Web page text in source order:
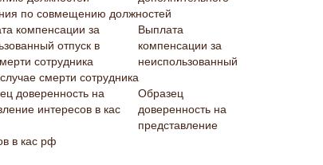
по совмещению должностей
Выплата
компенсации за
неиспользованный
смерти сотрудника
Образец
доверенность на
представление
в кас рф